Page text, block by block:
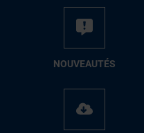
NOUVEAUTÉS